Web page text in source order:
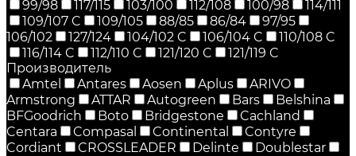
99/98
117/115 103/100 112/108 100/98
114/111
109/107 C
109/105 88/85 86/84
97/95
106/102
127/124 104/102 C 106/104 C
110/108 C
116/114 C
112/110 C 121/120 C
121/119 C
Производитель
Amtel
Antares Aosen Aplus
ARIVO
Armstrong
ATTAR Autogreen Bars
Belshina
BFGoodrich
Boto Bridgestone
Cachland
Centara
Compasal Continental
Contyre
Cordiant
CROSSLEADER Delinte
Doublestar